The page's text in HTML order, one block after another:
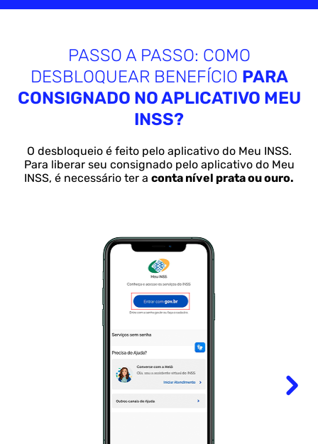
PASSO A PASSO: COMO
DESBLOQUEAR BENEFÍCIO PARA
CONSIGNADO NO APLICATIVO MEU
INSS?
O desbloqueio é feito pelo aplicativo do Meu INSS.
Para liberar seu consignado pelo aplicativo do Meu
INSS, é necessário ter a conta nível prata ou ouro.